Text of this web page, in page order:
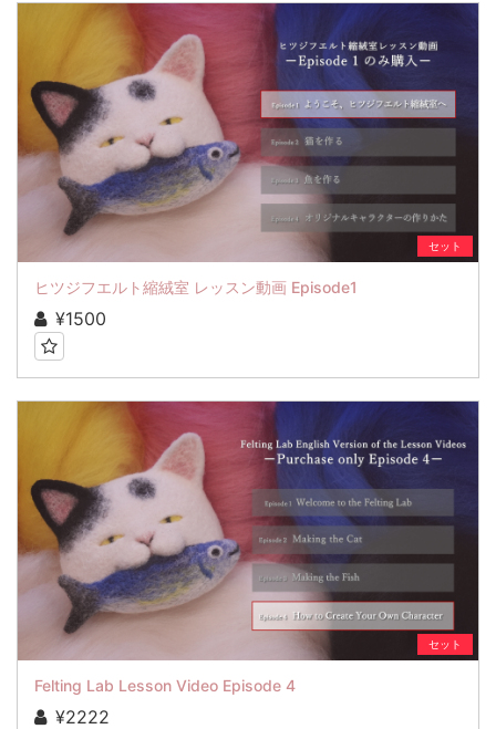
セット
ヒツジフエルト縮絨室 レッスン動画 Episode1
¥1500
セット
Felting Lab Lesson Video Episode 4
¥2222